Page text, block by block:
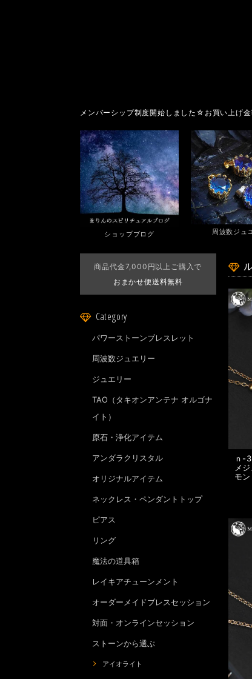
メンバーシップ制度開始しました☆お買い上げ
ショップブログ 周波数ジュ
商品代金7,000円以上ご購入で
おまかせ便送料無料
Category
パワーストーンブレスレット
周波数ジュエリー
ジュエリー
TAO（タキオンアンテナ オルゴナ
イト）
原石・浄化アイテム
アンダラクリスタル
オリジナルアイテム
ネックレス・ペンダントトップ
ピアス
リング
魔法の道具箱
レイキアチューンメント
オーダーメイドブレスセッション
対面・オンラインセッション
ストーンから選ぶ
アイオライト
ｎ-
メ
モ